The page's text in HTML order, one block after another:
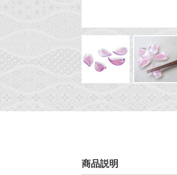
商品説明